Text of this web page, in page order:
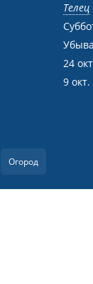
Телец
24
9
Огород